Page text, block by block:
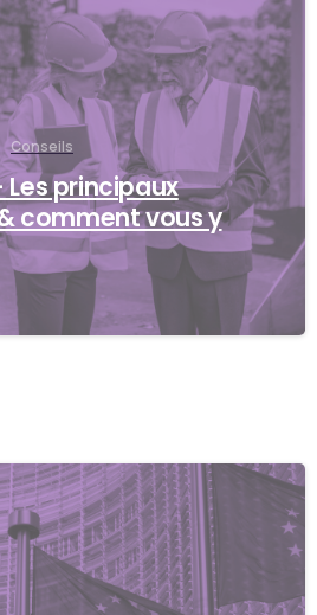
Conseils
Les principaux
comment vous y